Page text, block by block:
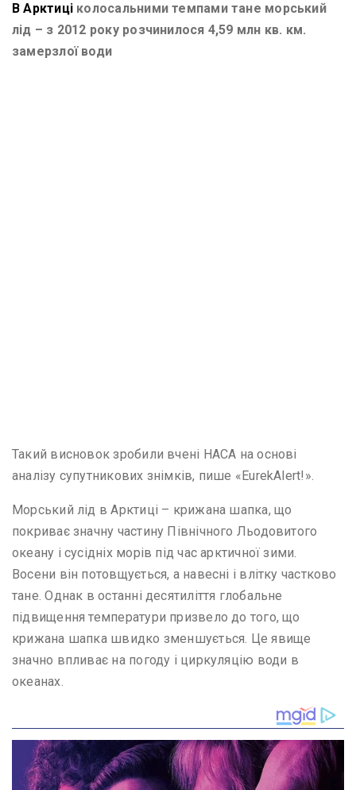
В Арктиці колосальними темпами тане морський
лід – з 2012 року розчинилося 4,59 млн кв. км.
замерзлої води
Такий висновок зробили вчені НАСА на основі
аналізу супутникових знімків, пише «EurekAlert!».
Морський лід в Арктиці – крижана шапка, що
покриває значну частину Північного Льодовитого
океану і сусідніх морів під час арктичної зими.
Восени він потовщується, а навесні і влітку частково
тане. Однак в останні десятиліття глобальне
підвищення температури призвело до того, що
крижана шапка швидко зменшується. Це явище
значно впливає на погоду і циркуляцію води в
океанах.